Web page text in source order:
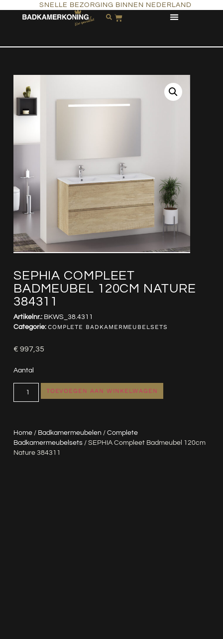
SNELLE BEZORGING BINNEN NEDERLAND
SEPHIA COMPLEET
BADMEUBEL 120CM NATURE
384311
Home/ Badkamermeubelen / Complete
Badkamermeubelsets/ SEPHIA Compleet Badmeubel 120cm
Nature 384311
Artikelnr.: BKWS_38.4311
Categorie: COMPLETE BADKAMERMEUBELSETS
€ 997,35
Aantal
TOEVOEGEN AAN WINKELWAGEN